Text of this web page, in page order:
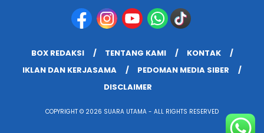
BOX REDAKSI TENTANG KAMI
KONTAK
IKLAN DAN KERJASAMA
PEDOMAN MEDIA SIBER
DISCLAIMER
COPYRIGHT © 2026 SUARA UTAMA - ALL RIGHTS RESERVED